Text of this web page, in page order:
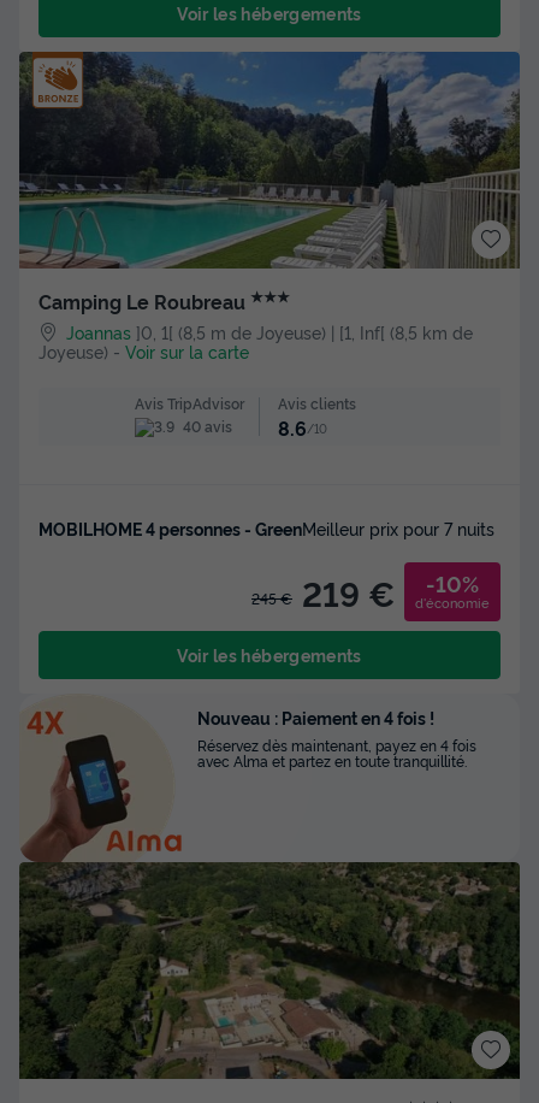
Voir les hébergements
Camping Le Roubreau ★★★
Joannas ]0, 1[ (8,5 m de Joyeuse) | [1, Inf[ (8,5 km de
Joyeuse) - Voir sur la carte
Avis TripAdvisor
40 avis
Avis clients
8.6/10
MOBILHOME 4 personnes - GreenMeilleur prix pour 7 nuits
245 € 219 € -10%
d'économie
Voir les hébergements
Nouveau : Paiement en 4 fois !
Réservez dès maintenant, payez en 4 fois
avec Alma et partez en toute tranquillité.